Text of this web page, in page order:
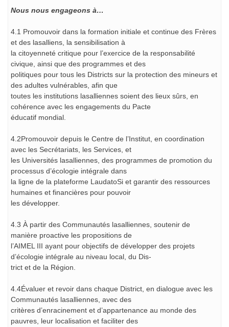
Nous nous engageons à…
4.1 Promouvoir dans la formation initiale et continue des Frères
et des lasalliens, la sensibilisation à
la citoyenneté critique pour l’exercice de la responsabilité
civique, ainsi que des programmes et des
politiques pour tous les Districts sur la protection des mineurs et
des adultes vulnérables, afin que
toutes les institutions lasalliennes soient des lieux sûrs, en
cohérence avec les engagements du Pacte
éducatif mondial.
4.2Promouvoir depuis le Centre de l’Institut, en coordination
avec les Secrétariats, les Services, et
les Universités lasalliennes, des programmes de promotion du
processus d’écologie intégrale dans
la ligne de la plateforme LaudatoSi et garantir des ressources
humaines et financières pour pouvoir
les développer.
4.3 À partir des Communautés lasalliennes, soutenir de
manière proactive les propositions de
l’AIMEL III ayant pour objectifs de développer des projets
d’écologie intégrale au niveau local, du Dis-
trict et de la Région.
4.4Évaluer et revoir dans chaque District, en dialogue avec les
Communautés lasalliennes, avec des
critères d’enracinement et d’appartenance au monde des
pauvres, leur localisation et faciliter des